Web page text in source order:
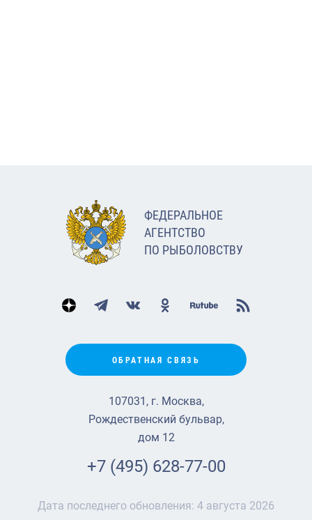
ФЕДЕРАЛЬНОЕ
АГЕНТСТВО
ПО РЫБОЛОВСТВУ
ОБРАТНАЯ СВЯЗЬ
107031, г. Москва,
Рождественский бульвар,
дом 12
+7 (495) 628-77-00
Дата последнего обновления: 4 августа 2026